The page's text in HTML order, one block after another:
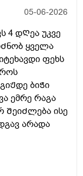
05-06-2026
4 დᲦეა უკვე
ყველა
ფეხს
ბიᲭი
ემრე რაგა
ᲨეიᲫლება ისე
არადა